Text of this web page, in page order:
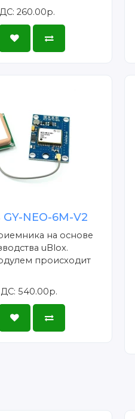
260.00р.
NEO-6M-V2
на основе
uBlox.
происходит
540.00р.